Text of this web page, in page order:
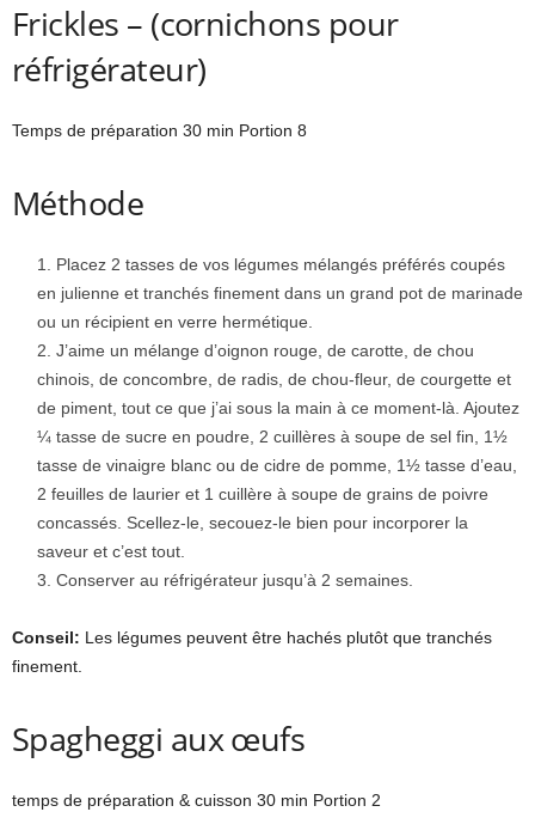
Frickles – (cornichons pour
réfrigérateur)
Temps de préparation 30 min Portion 8
Méthode
Placez 2 tasses de vos légumes mélangés préférés coupés
en julienne et tranchés finement dans un grand pot de marinade
ou un récipient en verre hermétique.
J’aime un mélange d’oignon rouge, de carotte, de chou
chinois, de concombre, de radis, de chou-fleur, de courgette et
de piment, tout ce que j’ai sous la main à ce moment-là. Ajoutez
¼ tasse de sucre en poudre, 2 cuillères à soupe de sel fin, 1½
tasse de vinaigre blanc ou de cidre de pomme, 1½ tasse d’eau,
2 feuilles de laurier et 1 cuillère à soupe de grains de poivre
concassés. Scellez-le, secouez-le bien pour incorporer la
saveur et c’est tout.
Conserver au réfrigérateur jusqu’à 2 semaines.
Conseil: Les légumes peuvent être hachés plutôt que tranchés
finement.
Spagheggi aux œufs
temps de préparation & cuisson 30 min Portion 2